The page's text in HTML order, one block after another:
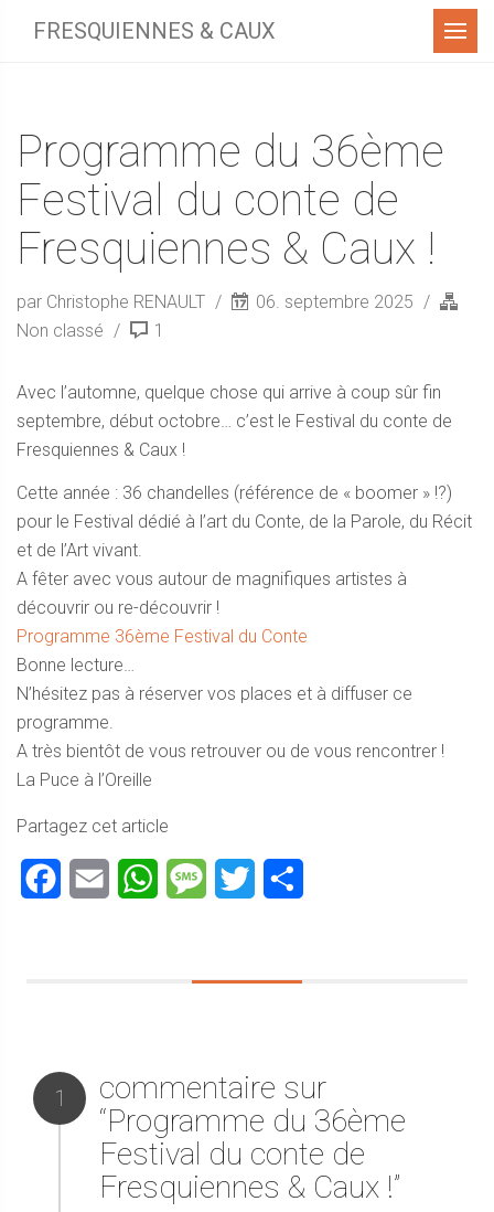
FRESQUIENNES & CAUX Menu
Programme du 36ème
Festival du conte de
Fresquiennes & Caux !
par Christophe RENAULT
06. septembre 2025
Non classé
1
Avec l’automne, quelque chose qui arrive à coup sûr fin
septembre, début octobre… c’est le Festival du conte de
Fresquiennes & Caux !
Cette année : 36 chandelles (référence de « boomer » !?)
pour le Festival dédié à l’art du Conte, de la Parole, du Récit
et de l’Art vivant.
A fêter avec vous autour de magnifiques artistes à
découvrir ou re-découvrir !
Programme 36ème Festival du Conte
Bonne lecture…
N’hésitez pas à réserver vos places et à diffuser ce
programme.
A très bientôt de vous retrouver ou de vous rencontrer !
La Puce à l’Oreille
Partagez cet article
Facebook
Email WhatsAppMessageTwitter
1
commentaire sur
“Programme du 36ème
Festival du conte de
Fresquiennes & Caux !”